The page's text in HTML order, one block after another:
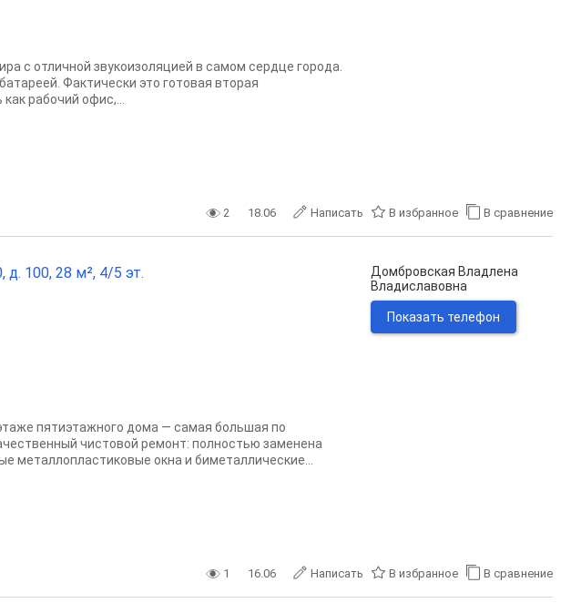
с отличной звукоизоляцией в самом сердце города.
Фактически это готовая вторая
рабочий офис,...
2 18.06 Написать В избранное В сравнение
д. 100, 28 м², 4/5 эт.
пятиэтажного дома — самая большая по
чистовой ремонт: полностью заменена
металлопластиковые окна и биметаллические...
Домбровская Владлена
Владиславовна
Показать телефон
1 16.06 Написать В избранное В сравнение